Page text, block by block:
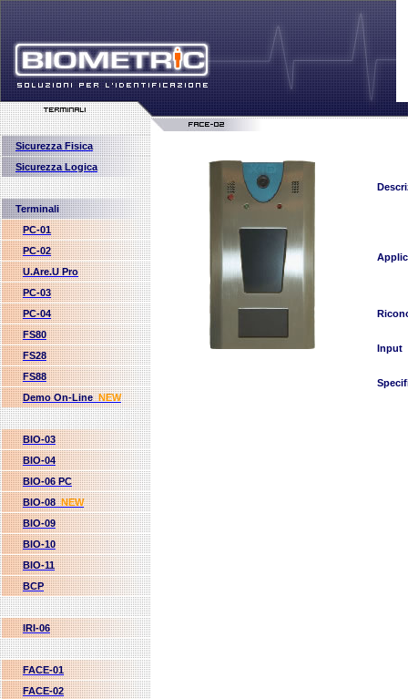
Sicurezza Fisica
Sicurezza Logica
Terminali
PC-01
PC-02
U.Are.U Pro
PC-03
PC-04
FS80
FS28
FS88
Demo On-LineNEW
BIO-03
BIO-04
BIO-06 PC
BIO-08NEW
BIO-09
BIO-10
BIO-11
BCP
IRI-06
FACE-01
FACE-02
Input